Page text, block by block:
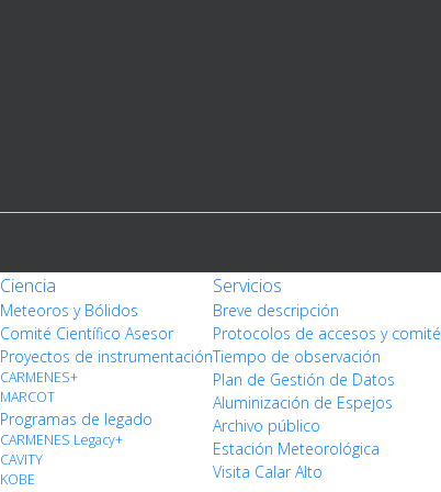
Ciencia
Meteoros y Bólidos
Comité Científico Asesor
Proyectos de instrumentación
CARMENES+
MARCOT
Programas de legado
CARMENES Legacy+
CAVITY
KOBE
Servicios
Breve descripción
Protocolos de accesos y
Tiempo de observación
Plan de Gestión de Datos
Aluminización de Espejos
Archivo público
Estación Meteorológica
Visita Calar Alto